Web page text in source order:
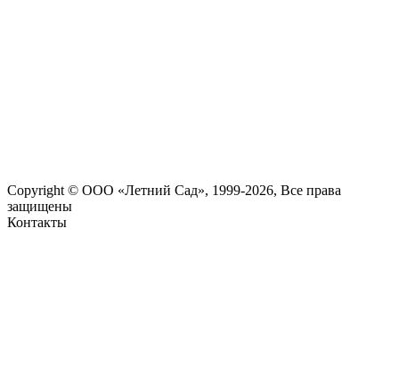
Copyright © ООО «Летний Сад», 1999-2026, Все права
защищены
Контакты